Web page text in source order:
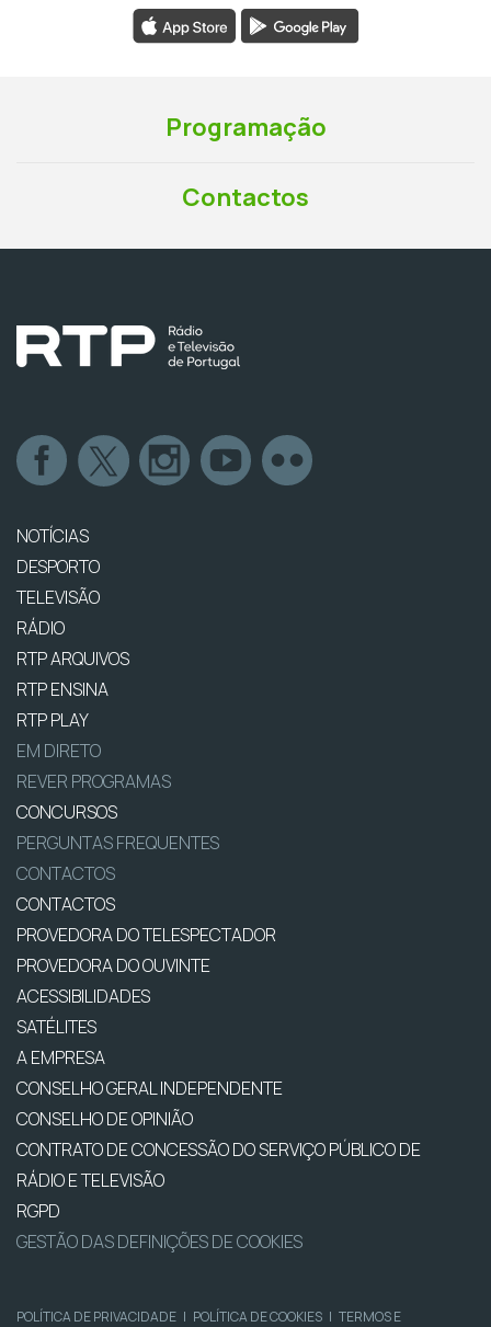
Programação
Contactos
NOTÍCIAS
DESPORTO
TELEVISÃO
RÁDIO
RTP ARQUIVOS
RTP ENSINA
RTP PLAY
EM DIRETO
REVER PROGRAMAS
CONCURSOS
PERGUNTAS FREQUENTES
CONTACTOS
CONTACTOS
PROVEDORA DO TELESPECTADOR
PROVEDORA DO OUVINTE
ACESSIBILIDADES
SATÉLITES
A EMPRESA
CONSELHO GERAL INDEPENDENTE
CONSELHO DE OPINIÃO
CONTRATO DE CONCESSÃO DO SERVIÇO PÚBLICO DE
RÁDIO E TELEVISÃO
RGPD
GESTÃO DAS DEFINIÇÕES DE COOKIES
POLÍTICA DE PRIVACIDADE | POLÍTICA DE COOKIES | TERMOS E